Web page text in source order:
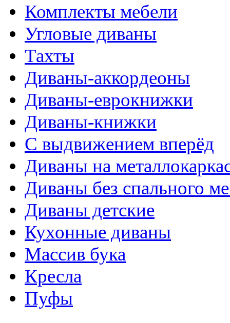
Комплекты мебели
Угловые диваны
Тахты
Диваны-аккордеоны
Диваны-еврокнижки
Диваны-книжки
С выдвижением вперёд
Диваны на
Диваны без спального
Диваны детские
Кухонные диваны
Массив бука
Кресла
Пуфы